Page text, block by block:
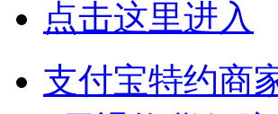
点击这里进入
支付宝特约商